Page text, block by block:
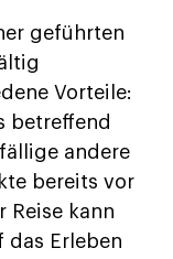
geführten
Vorteile:
betreffend
andere
bereits vor
Reise kann
das Erleben